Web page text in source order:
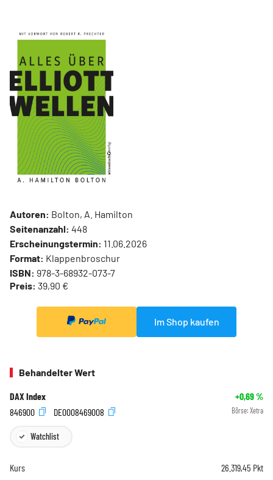
Autoren: Bolton, A. Hamilton
Seitenanzahl: 448
Erscheinungstermin: 11.06.2026
Format: Klappenbroschur
ISBN: 978-3-68932-073-7
Preis: 39,90 €
Im Shop kaufen
Behandelter Wert
DAX Index +0,69%
846900
DE0008469008 Börse: Xetra
Watchlist
Kurs 26.319,45 Pkt